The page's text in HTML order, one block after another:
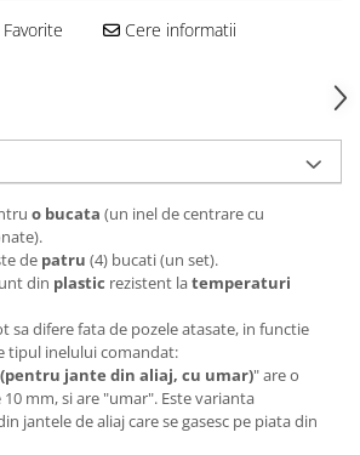
Cere informatii
o bucata (un inel de centrare cu
de patru (4) bucati (un set).
din plastic rezistent latemperaturi
sa difere fata de pozele atasate, in functie
tipul inelului comandat:
jante din aliaj, cu umar)" are o
mm, si are "umar". Este varianta
jantele de aliaj care se gasesc pe piata din